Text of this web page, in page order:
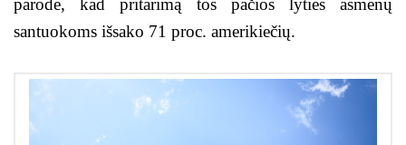
parodė, kad pritarimą tos pačios lyties asmenų
santuokoms išsako 71 proc. amerikiečių.